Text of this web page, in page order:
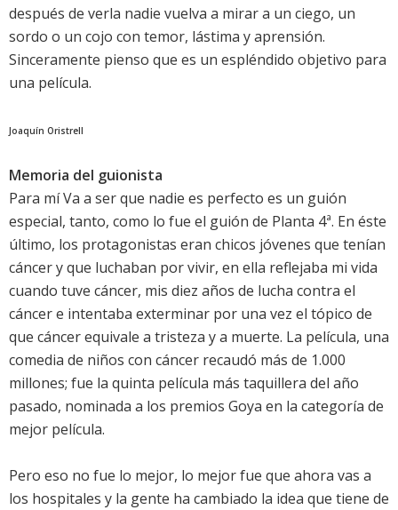
después de verla nadie vuelva a mirar a un ciego, un
sordo o un cojo con temor, lástima y aprensión.
Sinceramente pienso que es un espléndido objetivo para
una película.
Joaquín Oristrell
Memoria del guionista
Para mí Va a ser que nadie es perfecto es un guión
especial, tanto, como lo fue el guión de Planta 4ª. En éste
último, los protagonistas eran chicos jóvenes que tenían
cáncer y que luchaban por vivir, en ella reflejaba mi vida
cuando tuve cáncer, mis diez años de lucha contra el
cáncer e intentaba exterminar por una vez el tópico de
que cáncer equivale a tristeza y a muerte. La película, una
comedia de niños con cáncer recaudó más de 1.000
millones; fue la quinta película más taquillera del año
pasado, nominada a los premios Goya en la categoría de
mejor película.
Pero eso no fue lo mejor, lo mejor fue que ahora vas a
los hospitales y la gente ha cambiado la idea que tiene de